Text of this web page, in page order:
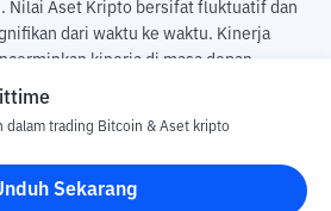
Nilai Aset Kripto bersifat fluktuatif dan
dari waktu ke waktu. Kinerja
kinerja di masa depan.
sebagai dampak dari membeli dan
Digital Indonesia (Bittime) tidak
perubahan fluktuasi dari nilai tukar Aset
dalam trading Bitcoin & Aset kripto
Sekarang